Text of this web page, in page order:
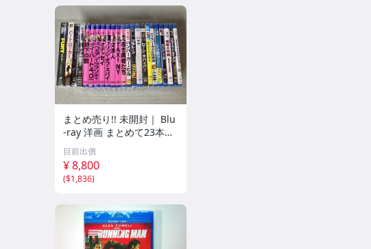
まとめ売り!! 未開封｜ Blu
-ray 洋画 まとめて23本セ
ット!! プラトーン/オデッ
セイ/ボヘミアン・ラプソ
ディ/フューリー/スパイダ
ーマン3/他
目前出價
¥ 8,800
($1,836)